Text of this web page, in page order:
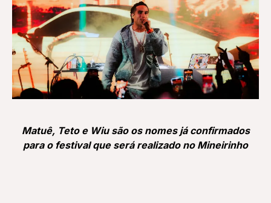
Matuê, Teto e Wiu são os nomes já confirmados
para o festival que será realizado no Mineirinho